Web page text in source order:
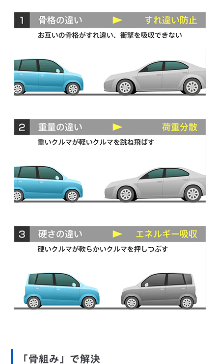
「骨組み」で解決